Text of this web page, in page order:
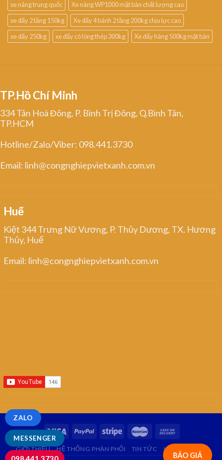
xe nâng trung quốc
Xe nâng WP1000 mặt bàn chất lượng cao
xe đẩy 2 tầng 150kg
Xe đẩy 4 bánh 2 tầng 200kg chịu lực cao
xe đẩy 250kg
xe đẩy có lòng thép 300kg Xe đẩy hàng 500kg mặt bàn
TP.Hồ Chí Minh
334 Tân Hoà Đông, P. Bình Trị Đông, Q.Bình Tân,
TP.HCM
Hotline/Zalo/Viber: 098.441.3730
Email: linh@congnghiepvietxanh.com.vn
Huế
Kiệt 344 Trưng Nữ Vương, P. Thủy Dương, TX. Hương
Thủy, Huế
Email: linh@congnghiepvietxanh.com.vn
BÁO GIÁ
GIỚI THIỆU HỆ THỐNG PHÂN PHỐI TIN TỨC LIÊN HỆ
MESSENGER
ZALO